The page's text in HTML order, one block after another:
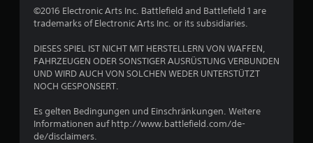
e
n
a
s
©2016 Electronic Arts Inc. Battlefield and Battlefield 1 are
trademarks of Electronic Arts Inc. or its subsidiaries.
DIESES SPIEL IST NICHT MIT HERSTELLERN VON WAFFEN,
FAHRZEUGEN ODER SONSTIGER AUSRÜSTUNG VERBUNDEN
UND WIRD AUCH VON SOLCHEN WEDER UNTERSTÜTZT
NOCH GESPONSERT.
Es gelten Bedingungen und Einschränkungen. Weitere
Informationen auf http://www.battlefield.com/de-
de/disclaimers.